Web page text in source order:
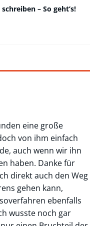
– So geht’s!
eine große
von ihm einfach
auch wenn wir ihn
haben. Danke für
direkt auch den Weg
gehen kann,
ebenfalls
wusste noch gar